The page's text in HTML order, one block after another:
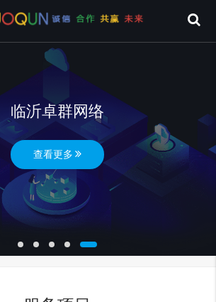
临沂卓群网络
查看更多